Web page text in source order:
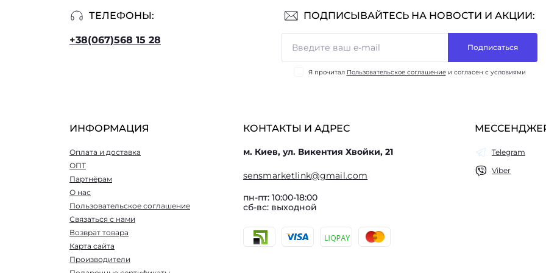
ТЕЛЕФОНЫ:
+38(067)568 15 28
ПОДПИСЫВАЙТЕСЬ НА НОВОСТИ И АКЦИИ:
Подписаться
Я прочитал Пользовательское соглашениеи согласен с условиями
ИНФОРМАЦИЯ
Оплата и доставка
ОПТ
Партнёрам
О нас
Пользовательское соглашение
Связаться с нами
Возврат товара
Карта сайта
Производители
КОНТАКТЫ И АДРЕС
м. Киев, ул. Викентия Хвойки, 21
sensmarketlink@gmail.com
пн-пт: 10:00-18:00
сб-вс: выходной
Telegram
Viber